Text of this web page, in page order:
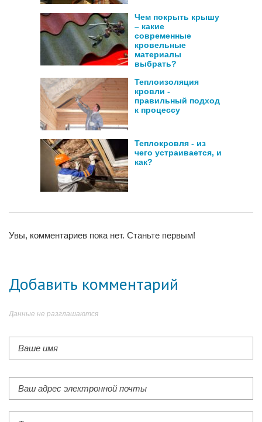
Чем покрыть крышу
– какие
современные
кровельные
материалы
выбрать?
Теплоизоляция
кровли -
правильный подход
к процессу
Теплокровля - из
чего устраивается, и
как?
Увы, комментариев пока нет. Станьте первым!
Добавить комментарий
Данные не разглашаются